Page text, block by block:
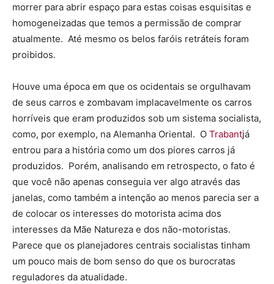
morrer para abrir espaço para estas coisas esquisitas e
homogeneizadas que temos a permissão de comprar
atualmente. Até mesmo os belos faróis retráteis foram
proibidos.
Houve uma época em que os ocidentais se orgulhavam
de seus carros e zombavam implacavelmente os carros
horríveis que eram produzidos sob um sistema socialista,
como, por exemplo, na Alemanha Oriental. O Trabantjá
entrou para a história como um dos piores carros já
produzidos. Porém, analisando em retrospecto, o fato é
que você não apenas conseguia ver algo através das
janelas, como também a intenção ao menos parecia ser a
de colocar os interesses do motorista acima dos
interesses da Mãe Natureza e dos não-motoristas.
Parece que os planejadores centrais socialistas tinham
um pouco mais de bom senso do que os burocratas
reguladores da atualidade.